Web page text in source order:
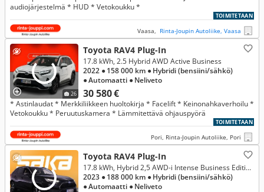
audiojärjestelmä * HUD * Vetokoukku *
TOIMITETAAN
Vaasa, Rinta-Joupin Autoliike, Vaasa
26
Toyota RAV4 Plug-In
30 580 €
17.8 kWh, 2.5 Hybrid AWD Active Business
2022 ● 158 000 km ● Hybridi (bensiini/sähkö)
● Automaatti ● Neliveto
* Astinlaudat * Merkkiliikkeen huoltokirja * Facelift * Keinonahkaverhoilu *
Vetokoukku * Peruutuskamera * Lämmitettävä ohjauspyörä
TOIMITETAAN
Pori, Rinta-Joupin Autoliike, Pori
Toyota RAV4 Plug-In
17.8 kWh, Hybrid 2,5 AWD-i Intense Business Edition ** 1-Omisteinen / Webasto / JBL / Koukku / HUD / ACC / Kamera / Sähköpenkit **
2023 ● 188 000 km ● Hybridi (bensiini/sähkö)
● Automaatti ● Neliveto